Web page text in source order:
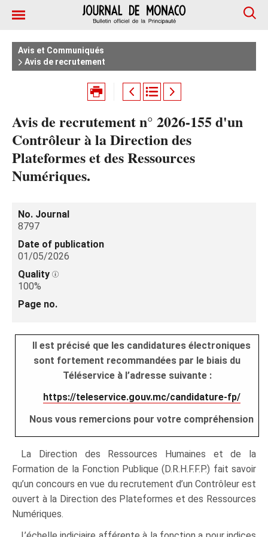
Avis et Communiqués
Avis de recrutement
Avis de recrutement n° 2026-155 d'un
Contrôleur à la Direction des
Plateformes et des Ressources
Numériques.
No. Journal
8797
Date of publication
01/05/2026
Quality
100%
Page no.
Il est précisé que les candidatures électroniques
sont fortement recommandées par le biais du
Téléservice à l’adresse suivante :
https://teleservice.gouv.mc/candidature-fp/
Nous vous remercions pour votre compréhension
La Direction des Ressources Humaines et de la
Formation de la Fonction Publique (D.R.H.F.F.P.) fait savoir
qu’un concours en vue du recrutement d’un Contrôleur est
ouvert à la Direction des Plateformes et des Ressources
Numériques.